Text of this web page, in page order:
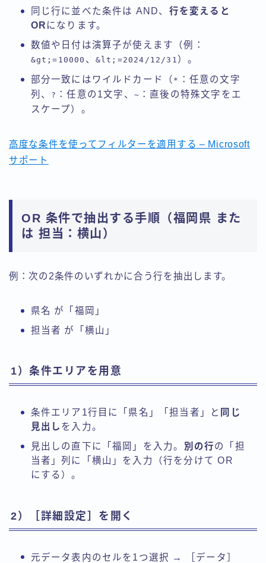
同じ行に並べた条件は AND、 行を変えると
OR になります。
数値や日付は演算子が使えます（例：
&gt;=10000 、 &lt;=2024/12/31 ）。
部分一致にはワイルドカード（ * ：任意の文字
列、
? ：任意の1文字、 ~ ：直後の特殊文字をエ
スケープ）。
高度な条件を使ってフィルターを適用する – Microsoft
サポート
OR 条件で抽出する手順（福岡県 また
は 担当：横山）
例：次の2条件のいずれかに合う行を抽出します。
県名 が「福岡」
担当者 が「横山」
1）条件エリアを用意
条件エリア1行目に「県名」「担当者」と 同じ
見出し を入力。
見出しの直下に「福岡」を入力。 別の行の「担
当者」列に「横山」を入力（行を分けて OR
にする）。
2）［詳細設定］を開く
元データ表内のセルを1つ選択 → ［データ］